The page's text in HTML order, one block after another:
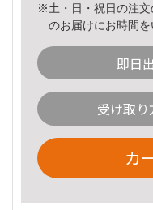
※土・日・祝日の注文
のお届けにお時間を
即日
受け取
カ